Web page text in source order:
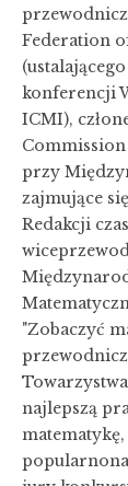
Federation
konferencji
ICMI),
przy
zajmujące
Redakcji
"Zobaczyć
najlepszą